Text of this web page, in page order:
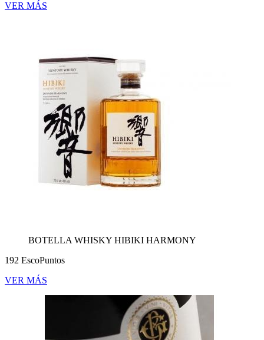
VER MÁS
BOTELLA WHISKY HIBIKI HARMONY
192 EscoPuntos
VER MÁS